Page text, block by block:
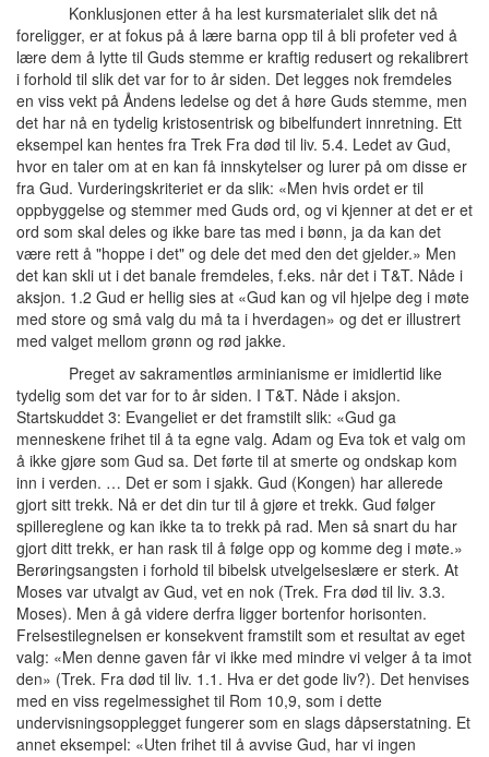
Konklusjonen etter å ha lest kursmaterialet slik det nå
foreligger, er at fokus på å lære barna opp til å bli profeter ved å
lære dem å lytte til Guds stemme er kraftig redusert og rekalibrert
i forhold til slik det var for to år siden. Det legges nok fremdeles
en viss vekt på Åndens ledelse og det å høre Guds stemme, men
det har nå en tydelig kristosentrisk og bibelfundert innretning. Ett
eksempel kan hentes fra Trek Fra død til liv. 5.4. Ledet av Gud,
hvor en taler om at en kan få innskytelser og lurer på om disse er
fra Gud. Vurderingskriteriet er da slik: «Men hvis ordet er til
oppbyggelse og stemmer med Guds ord, og vi kjenner at det er et
ord som skal deles og ikke bare tas med i bønn, ja da kan det
være rett å "hoppe i det" og dele det med den det gjelder.» Men
det kan skli ut i det banale fremdeles, f.eks. når det i T&T. Nåde i
aksjon. 1.2 Gud er hellig sies at «Gud kan og vil hjelpe deg i møte
med store og små valg du må ta i hverdagen» og det er illustrert
med valget mellom grønn og rød jakke.
Preget av sakramentløs arminianisme er imidlertid like
tydelig som det var for to år siden. I T&T. Nåde i aksjon.
Startskuddet 3: Evangeliet er det framstilt slik: «Gud ga
menneskene frihet til å ta egne valg. Adam og Eva tok et valg om
å ikke gjøre som Gud sa. Det førte til at smerte og ondskap kom
inn i verden. … Det er som i sjakk. Gud (Kongen) har allerede
gjort sitt trekk. Nå er det din tur til å gjøre et trekk. Gud følger
spillereglene og kan ikke ta to trekk på rad. Men så snart du har
gjort ditt trekk, er han rask til å følge opp og komme deg i møte.»
Berøringsangsten i forhold til bibelsk utvelgelseslære er sterk. At
Moses var utvalgt av Gud, vet en nok (Trek. Fra død til liv. 3.3.
Moses). Men å gå videre derfra ligger bortenfor horisonten.
Frelsestilegnelsen er konsekvent framstilt som et resultat av eget
valg: «Men denne gaven får vi ikke med mindre vi velger å ta imot
den» (Trek. Fra død til liv. 1.1. Hva er det gode liv?). Det henvises
med en viss regelmessighet til Rom 10,9, som i dette
undervisningsopplegget fungerer som en slags dåpserstatning. Et
annet eksempel: «Uten frihet til å avvise Gud, har vi ingen